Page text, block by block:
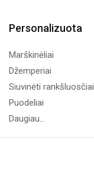
Personalizuota
Marškinėliai
Džemperiai
Siuvinėti rankšluosčiai
Puodeliai
Daugiau...